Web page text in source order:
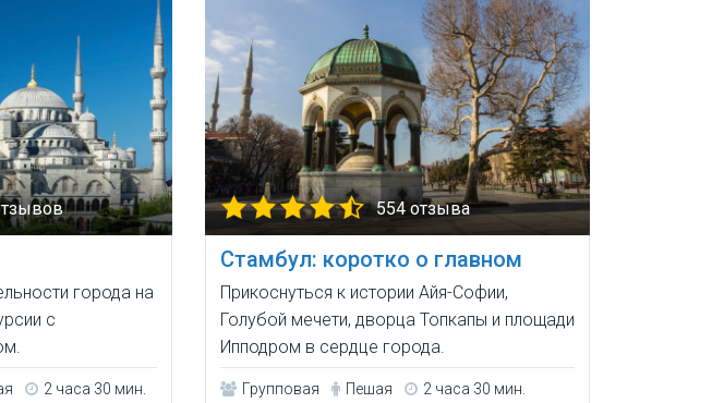
города на
с
2 часа 30 мин.
554 отзыва
Стамбул: коротко о главном
Прикоснуться к истории Айя-Софии,
Голубой мечети, дворца Топкапы и площади
Ипподром в сердце города.
Групповая Пешая 2 часа 30 мин.